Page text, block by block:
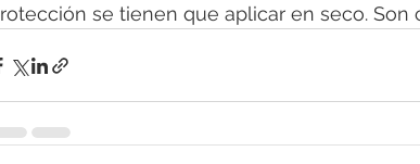
se tienen que aplicar en seco. Son